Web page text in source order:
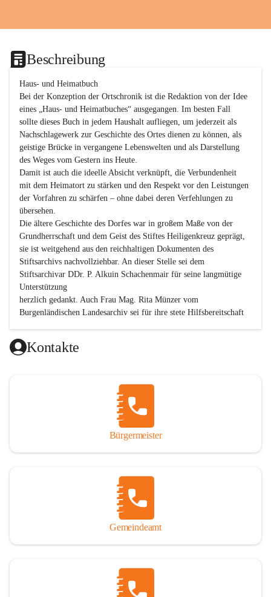
Beschreibung
Haus- und Heimatbuch
Bei der Konzeption der Ortschronik ist die Redaktion von der Idee
eines „Haus- und Heimatbuches“ ausgegangen. Im besten Fall
sollte dieses Buch in jedem Haushalt aufliegen, um jederzeit als
Nachschlagewerk zur Geschichte des Ortes dienen zu können, als
geistige Brücke in vergangene Lebenswelten und als Darstellung
des Weges vom Gestern ins Heute.
Damit ist auch die ideelle Absicht verknüpft, die Verbundenheit
mit dem Heimatort zu stärken und den Respekt vor den Leistungen
der Vorfahren zu schärfen – ohne dabei deren Verfehlungen zu
übersehen.
Die ältere Geschichte des Dorfes war in großem Maße von der
Grundherrschaft und dem Geist des Stiftes Heiligenkreuz geprägt,
sie ist weitgehend aus den reichhaltigen Dokumenten des
Stiftsarchivs nachvollziehbar. An dieser Stelle sei dem
Stiftsarchivar DDr. P. Alkuin Schachenmair für seine langmütige
Unterstützung
herzlich gedankt. Auch Frau Mag. Rita Münzer vom
Burgenländischen Landesarchiv sei für ihre stete Hilfsbereitschaft
Dank gilt den Textautoren dieser Chronik, dem kleinen
Redaktionsteam, für die gute Zusammenarbeit.
gedankt werden, die durch ihre Erinnerungen, Informationen und
durch das Überlassen von Fotos und Dokumenten zum Gesamtbild
dieses Buches wesentlich beigetragen haben.
Der Zeitdruck war enorm, um das Werk auch zeitgerecht für das
Jubiläumsjahr abschließen zu können. Daher mag um Nachsicht
Ausführlichkeit behandelt erscheinen, oder auch der eine oder
andere Fehler unterlief. Die Autoren haben nach ihren
individuellen Möglichkeiten mit bestem Wissen und Gewissen
Andreas Rohatsch wurde auf das System der Fußnoten verzichtet.
Wo eine genaue Quellenangabe sinnvoll und notwendig erschien,
sind die entsprechenden Quellenhinweise in den fließenden Text
Kontakte
Bürgermeister
Gemeindeamt